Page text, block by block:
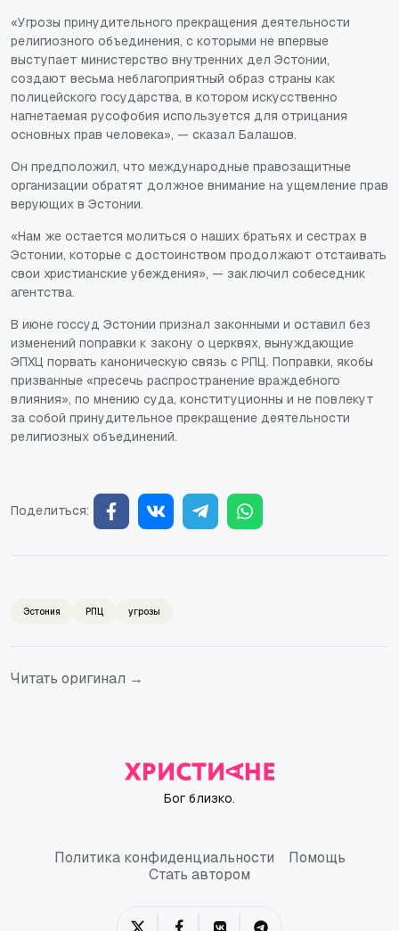
«Угрозы принудительного прекращения деятельности
религиозного объединения, с которыми не впервые
выступает министерство внутренних дел Эстонии,
создают весьма неблагоприятный образ страны как
полицейского государства, в котором искусственно
нагнетаемая русофобия используется для отрицания
основных прав человека», — сказал Балашов.
Он предположил, что международные правозащитные
организации обратят должное внимание на ущемление прав
верующих в Эстонии.
«Нам же остается молиться о наших братьях и сестрах в
Эстонии, которые с достоинством продолжают отстаивать
свои христианские убеждения», — заключил собеседник
агентства.
В июне госсуд Эстонии признал законными и оставил без
изменений поправки к закону о церквях, вынуждающие
ЭПХЦ порвать каноническую связь с РПЦ. Поправки, якобы
призванные «пресечь распространение враждебного
влияния», по мнению суда, конституционны и не повлекут
за собой принудительное прекращение деятельности
религиозных объединений.
Поделиться:
Эстония РПЦ угрозы
Читать оригинал →
Бог близко.
Политика конфиденциальности
Политика конфиденциальности
Помощь
Стать автором